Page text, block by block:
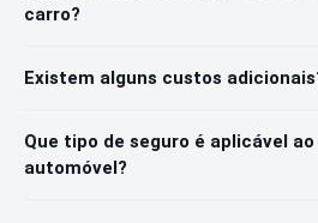
carro?
Existem alguns custos
Que tipo de seguro é aplicável
automóvel?